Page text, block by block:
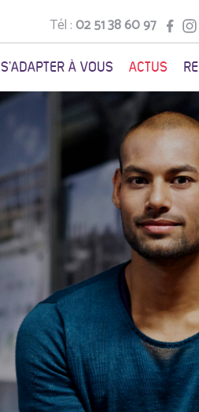
Tél :02 51 38 60 97
S'ADAPTER À VOUS ACTUS